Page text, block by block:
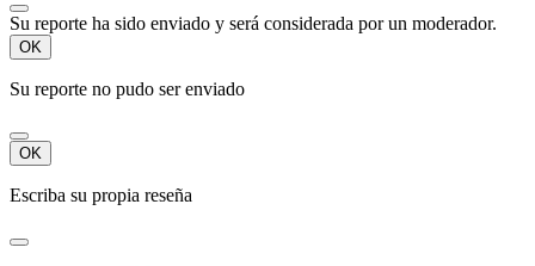
Su reporte ha sido enviado y será considerada por un moderador.
OK
Su reporte no pudo ser enviado
OK
Escriba su propia reseña